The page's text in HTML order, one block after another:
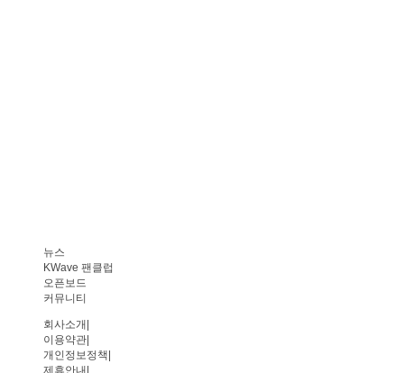
뉴스
KWave 팬클럽
오픈보드
커뮤니티
회사소개
이용약관
개인정보정책
제휴안내